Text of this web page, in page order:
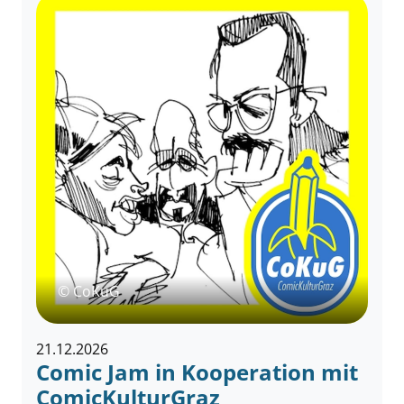
21.12.2026
Comic Jam in Kooperation mit
ComicKulturGraz
© CoKuG